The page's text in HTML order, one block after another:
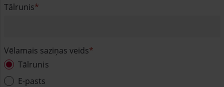
Tālrunis
Vēlamais saziņas veids
Tālrunis
E-pasts